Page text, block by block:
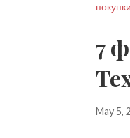
7
May 5,